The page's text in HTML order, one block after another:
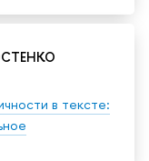
в тексте: